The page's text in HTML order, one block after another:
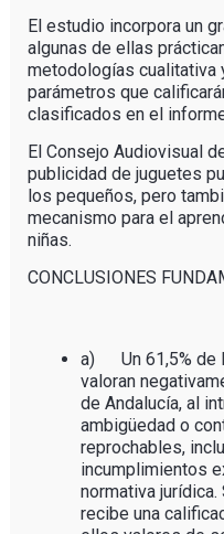
El estudio incorpora un
algunas de ellas
metodologías cualitativa
parámetros que
clasificados en el
El Consejo Audiovisual
publicidad de juguetes
los pequeños, pero
mecanismo para el
niñas.
CONCLUSIONES
a) Un 61,5% de
valoran
de Andalucía, al
ambigüedad o
reprochables,
incumplimientos
normativa
recibe una